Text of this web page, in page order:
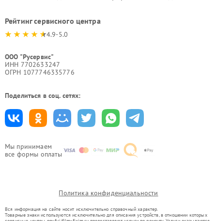
Мы принимаем
все формы оплаты
Рейтинг сервисного центра
4.9-5.0
ООО "Русервис"
ИНН 7702633247
ОГРН 1077746335776
Поделиться в соц. сетях:
Политика конфиденциальности
Вся информация на сайте носит исключительно справочный характер.
Товарные знаки используются исключительно для описания устройств, в отношении которых